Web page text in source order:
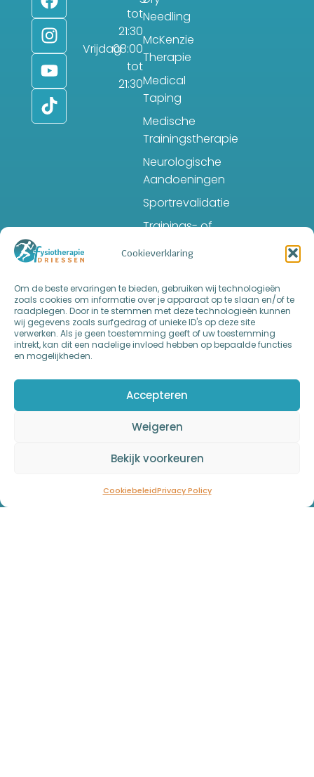
Cookieverklaring
Om de beste ervaringen te bieden, gebruiken wij technologieën
zoals cookies om informatie over je apparaat op te slaan en/of te
raadplegen. Door in te stemmen met deze technologieën kunnen
wij gegevens zoals surfgedrag of unieke ID's op deze site
verwerken. Als je geen toestemming geeft of uw toestemming
intrekt, kan dit een nadelige invloed hebben op bepaalde functies
en mogelijkheden.
Accepteren
Weigeren
Bekijk voorkeuren
CookiebeleidPrivacy Policy
tot
21:30
Vrijdag08:00
tot
21:30
Needling
McKenzie
Therapie
Medical
Taping
Medische
Trainingstherapie
Neurologische
Aandoeningen
Sportrevalidatie
Trainings- of
Massage
Reactionlights
Training
Sportmassage